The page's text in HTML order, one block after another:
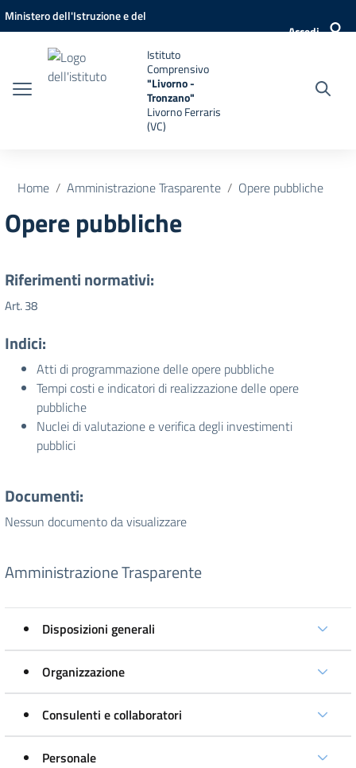
Vai ai contenuti
Vai al menu di navigazione
Vai al footer
Ministero dell'Istruzione e del
Accedi
Istituto
Comprensivo
"Livorno -
Tronzano"
Livorno Ferraris
(VC)
Home Amministrazione Trasparente Opere pubbliche
Opere pubbliche
Riferimenti normativi:
Art. 38
Indici:
Atti di programmazione delle opere pubbliche
Tempi costi e indicatori di realizzazione delle opere
pubbliche
Nuclei di valutazione e verifica degli investimenti
pubblici
Documenti:
Nessun documento da visualizzare
Amministrazione Trasparente
Disposizioni generali
Organizzazione
Consulenti e collaboratori
Personale